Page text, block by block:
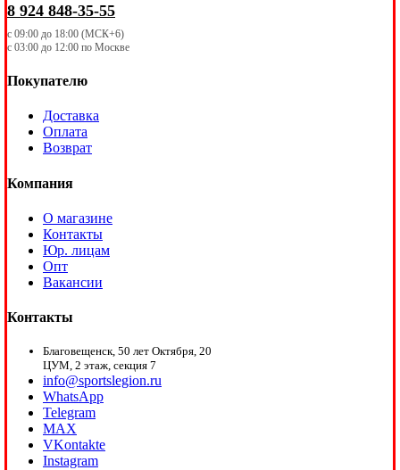
8 924 848-35-55
с 09:00 до 18:00 (МСК+6)
с 03:00 до 12:00 по Москве
Покупателю
Доставка
Оплата
Возврат
Компания
О магазине
Контакты
Юр. лицам
Опт
Вакансии
Контакты
Благовещенск, 50 лет Октября, 20
ЦУМ, 2 этаж, секция 7
info@sportslegion.ru
WhatsApp
Telegram
MAX
VKontakte
Instagram